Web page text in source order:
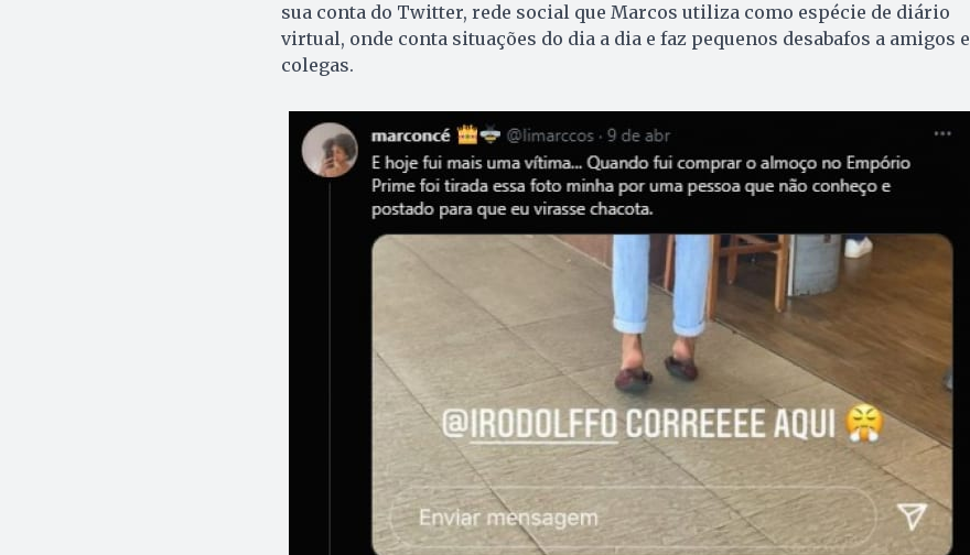
sua conta do Twitter, rede social que Marcos utiliza como espécie de diário
virtual, onde conta situações do dia a dia e faz pequenos desabafos a amigos e
colegas.